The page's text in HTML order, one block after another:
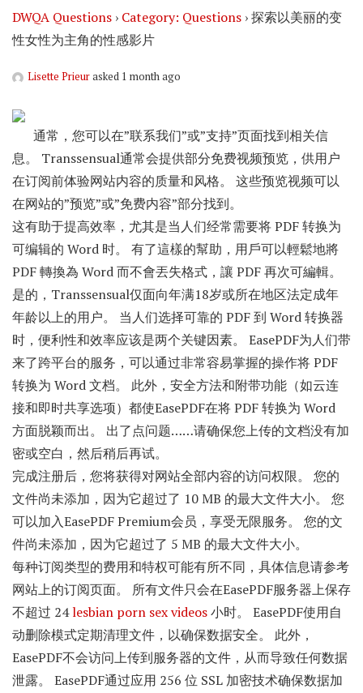
DWQA Questions › Category: Questions ›探索以美丽的变
性女性为主角的性感影片
Lisette Prieurasked 1 month ago
通常，您可以在”联系我们”或”支持”页面找到相关信
息。 Transsensual通常会提供部分免费视频预览，供用户
在订阅前体验网站内容的质量和风格。 这些预览视频可以
在网站的”预览”或”免费内容”部分找到。
这有助于提高效率，尤其是当人们经常需要将 PDF 转换为
可编辑的 Word 时。 有了這樣的幫助，用戶可以輕鬆地將
PDF 轉換為 Word 而不會丟失格式，讓 PDF 再次可編輯。
是的，Transsensual仅面向年满18岁或所在地区法定成年
年龄以上的用户。 当人们选择可靠的 PDF 到 Word 转换器
时，便利性和效率应该是两个关键因素。 EasePDF为人们带
来了跨平台的服务，可以通过非常容易掌握的操作将 PDF
转换为 Word 文档。 此外，安全方法和附带功能（如云连
接和即时共享选项）都使EasePDF在将 PDF 转换为 Word
方面脱颖而出。 出了点问题……请确保您上传的文档没有加
密或空白，然后稍后再试。
完成注册后，您将获得对网站全部内容的访问权限。 您的
文件尚未添加，因为它超过了 10 MB 的最大文件大小。 您
可以加入EasePDF Premium会员，享受无限服务。 您的文
件尚未添加，因为它超过了 5 MB 的最大文件大小。
每种订阅类型的费用和特权可能有所不同，具体信息请参考
网站上的订阅页面。 所有文件只会在EasePDF服务器上保存
不超过 24lesbian porn sex videos小时。 EasePDF使用自
动删除模式定期清理文件，以确保数据安全。 此外，
EasePDF不会访问上传到服务器的文件，从而导致任何数据
泄露。 EasePDF通过应用 256 位 SSL 加密技术确保数据加